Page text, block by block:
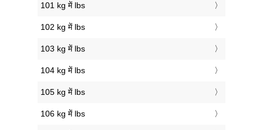
101 kg में lbs
102 kg में lbs
103 kg में lbs
104 kg में lbs
105 kg में lbs
106 kg में lbs